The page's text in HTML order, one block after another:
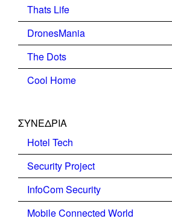
Thats Life
DronesMania
The Dots
Cool Home
ΣΥΝΕΔΡΙΑ
Hotel Tech
Security Project
InfoCom Security
Mobile Connected World